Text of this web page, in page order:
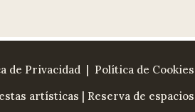
de Privacidad | Política de Cookies
artísticas | Reserva de espacios